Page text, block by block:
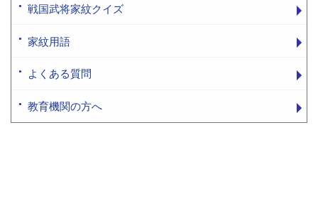
戦国武将家紋クイズ
家紋用語
よくある質問
教育機関の方へ